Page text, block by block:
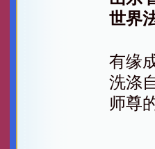
世界
有缘
洗涤
师尊